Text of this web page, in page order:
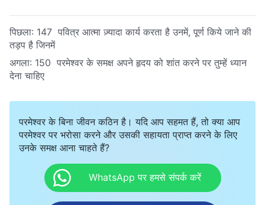
पिछला: 147 पवित्र आत्मा ज़्यादा कार्य करता है उनमें, पूर्ण किये जाने की
तड़प है जिनमें
अगला: 150 परमेश्वर के समक्ष अपने हृदय को शांत करने पर तुम्हें ध्यान
देना चाहिए
परमेश्वर के बिना जीवन कठिन है। यदि आप सहमत हैं, तो क्या आप
परमेश्वर पर भरोसा करने और उसकी सहायता प्राप्त करने के लिए
उनके समक्ष आना चाहते हैं?
WhatsApp पर हमसे संपर्क करें